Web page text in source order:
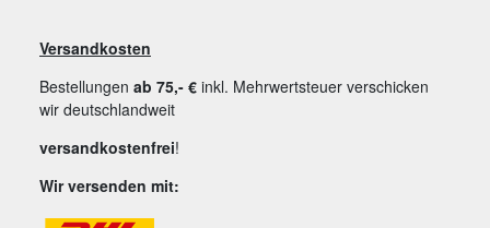
Versandkosten
Bestellungen ab 75,- € inkl. Mehrwertsteuer verschicken
wir deutschlandweit
versandkostenfrei!
Wir versenden mit: